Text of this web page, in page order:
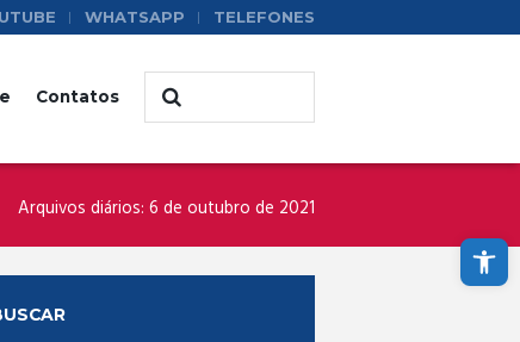
Abrir a barra de ferramentas
WHATSAPP TELEFONES
Contatos
Arquivos diários: 6 de outubro de 2021